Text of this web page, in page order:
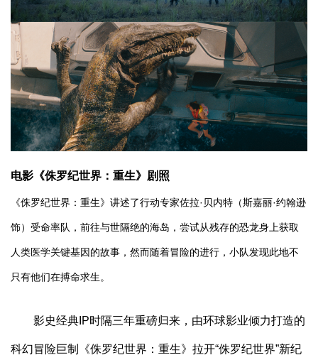
电影《侏罗纪世界：重生》剧照
《侏罗纪世界：重生》讲述了行动专家佐拉·贝内特（斯嘉丽·约翰逊
饰）受命率队，前往与世隔绝的海岛，尝试从残存的恐龙身上获取
人类医学关键基因的故事，然而随着冒险的进行，小队发现此地不
只有他们在搏命求生。
影史经典IP时隔三年重磅归来，由环球影业倾力打造的
科幻冒险巨制《侏罗纪世界：重生》拉开“侏罗纪世界”新纪